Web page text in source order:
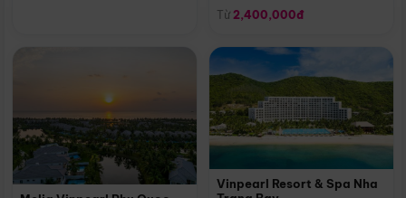
Từ 2,400,000đ
Vinpearl Resort & Spa Nha